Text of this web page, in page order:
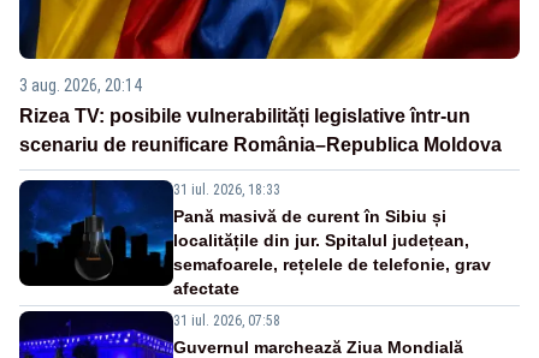
3 aug. 2026, 20:14
Rizea TV: posibile vulnerabilități legislative într-un
scenariu de reunificare România–Republica Moldova
31 iul. 2026, 18:33
Pană masivă de curent în Sibiu și
localitățile din jur. Spitalul județean,
semafoarele, rețelele de telefonie, grav
afectate
31 iul. 2026, 07:58
Guvernul marchează Ziua Mondială